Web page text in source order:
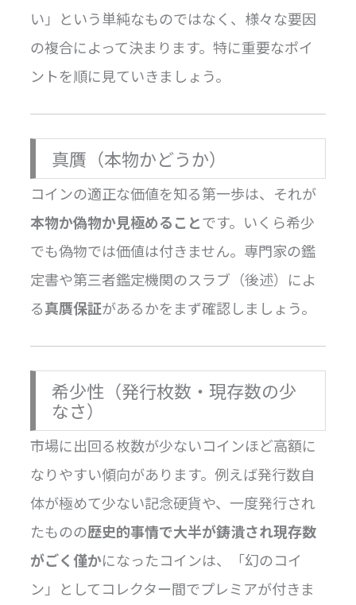
い」という単純なものではなく、様々な要因
の複合によって決まります。特に重要なポイ
ントを順に見ていきましょう。
真贋（本物かどうか）
コインの適正な価値を知る第一歩は、それが
本物か偽物か見極めることです。いくら希少
でも偽物では価値は付きません。専門家の鑑
定書や第三者鑑定機関のスラブ（後述）によ
る真贋保証があるかをまず確認しましょう。
希少性（発行枚数・現存数の少
なさ）
市場に出回る枚数が少ないコインほど高額に
なりやすい傾向があります。例えば発行数自
体が極めて少ない記念硬貨や、一度発行され
たものの歴史的事情で大半が鋳潰され現存数
がごく僅かになったコインは、「幻のコイ
ン」としてコレクター間でプレミアが付きま